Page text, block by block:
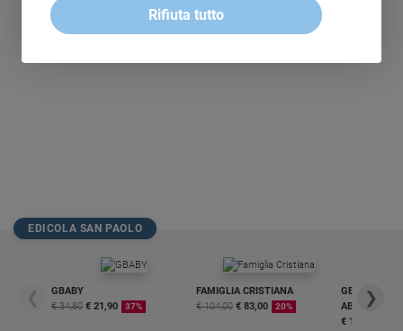
Foto
Chi
Contatti
EDICOLA SAN PAOLO
❮
GBABY
€ 34,80 € 21,90 37%
FAMIGLIA CRISTIANA
€ 104,00 € 83,00 20%
GBABY
€ 16,99
❯
Rifiuta tutto